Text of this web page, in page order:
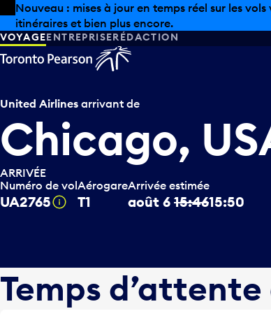
Skip to offers
Passer au contenu principal
Les aubaines estivales sont arrivées chez
VOYAGEENTREPRISERÉDACTION
United Airlines arrivant de
Chicago,
ARRIVÉE
Numéro de vol
UA2765 Infobulle
Aérogare
T1
Arrivée estimée
août 6 15:4615:50
Temps